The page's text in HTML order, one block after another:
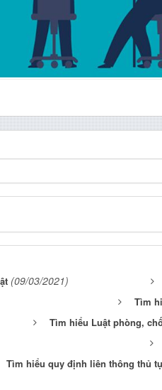
(09/03/2021)
Tìm
Tìm hiểu Luật phòng,
Tìm hiểu quy định liên thông thủ